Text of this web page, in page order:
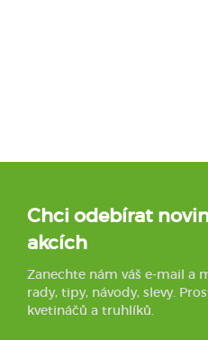
Chci odebírat
akcích
Zanechte nám váš e-mail a
rady, tipy, návody, slevy.
kvetináčů a truhlíků.